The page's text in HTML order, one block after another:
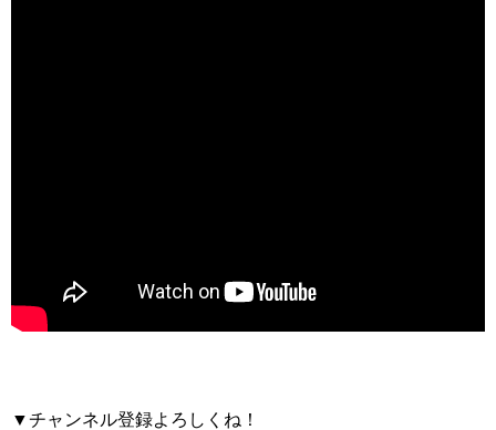
▼チャンネル登録よろしくね！